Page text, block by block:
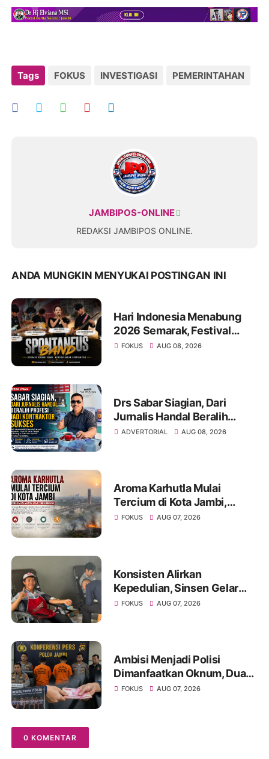
Tags FOKUS INVESTIGASI PEMERINTAHAN
JAMBIPOS-ONLINE
REDAKSI JAMBIPOS ONLINE.
ANDA MUNGKIN MENYUKAI POSTINGAN INI
Hari Indonesia Menabung
2026 Semarak, Festival
Band Pelajar dan Mahasiswa
FOKUS AUG 08, 2026
Drs Sabar Siagian, Dari
Jurnalis Handal Beralih
Profesi Jadi Kontraktor
ADVERTORIAL AUG 08, 2026
Aroma Karhutla Mulai
Tercium di Kota Jambi,
Warga Diminta Waspada
FOKUS AUG 07, 2026
Konsisten Alirkan
Kepedulian, Sinsen Gelar
Donor Darah ke-23 dalam
FOKUS AUG 07, 2026
Ambisi Menjadi Polisi
Dimanfaatkan Oknum, Dua
Anggota Polda Jambi Diduga
FOKUS AUG 07, 2026
0 KOMENTAR